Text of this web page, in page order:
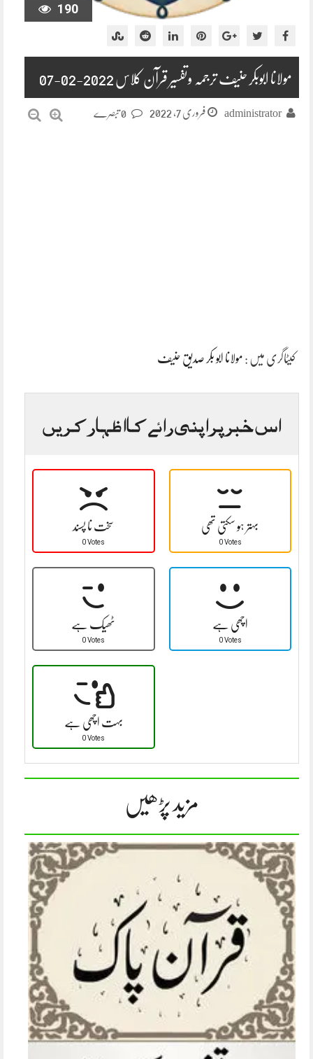
190
مولانا ابوبکر حنیف ترجمہ وتفسیر قرآن کلاس 2022-02-07
administrator فروری 7, 2022
کیٹاگری میں : مولانا ابو بکر صدیق حنیف
اس خبر پر اپنی رائے کا اظہار کریں
سخت نا پسند
0 Votes
بہتر ہو سکتی تھی
0 Votes
ٹھیک ہے
0 Votes
اچھی ہے
0 Votes
بہت اچھی ہے
0 Votes
مزید پڑھیں